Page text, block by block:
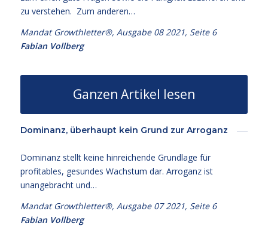
zu verstehen. Zum anderen…
Mandat Growthletter®, Ausgabe 08 2021, Seite 6
Fabian Vollberg
Ganzen Artikel lesen
Dominanz, überhaupt kein Grund zur Arroganz
Dominanz stellt keine hinreichende Grundlage für
profitables, gesundes Wachstum dar. Arroganz ist
unangebracht und…
Mandat Growthletter®, Ausgabe 07 2021, Seite 6
Fabian Vollberg